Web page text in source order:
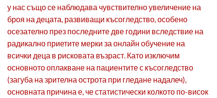
у нас също се наблюдава чувствително увеличение на
броя на децата, развиващи късогледство, особено
осезателно през последните две години вследствие на
радикално приетите мерки за онлайн обучение на
всички деца в рисковата възраст. Като изключим
основното оплакване на пациентите с късогледство
(загуба на зрителна острота при гледане надалеч),
основната причина е, че статистически колкото по-висок